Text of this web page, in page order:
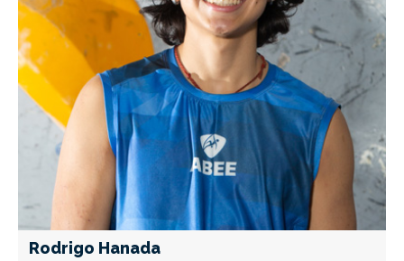
Rodrigo Hanada